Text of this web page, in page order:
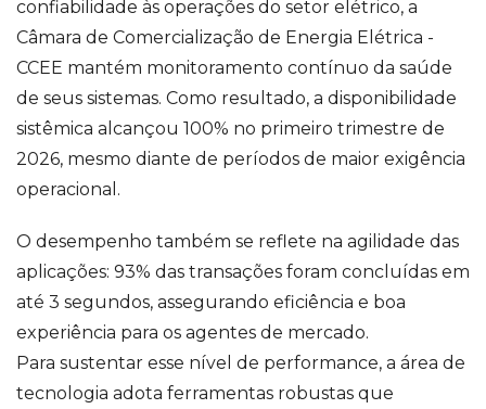
confiabilidade às operações do setor elétrico, a
Câmara de Comercialização de Energia Elétrica -
CCEE mantém monitoramento contínuo da saúde
de seus sistemas. Como resultado, a disponibilidade
sistêmica alcançou 100% no primeiro trimestre de
2026, mesmo diante de períodos de maior exigência
operacional.
O desempenho também se reflete na agilidade das
aplicações: 93% das transações foram concluídas em
até 3 segundos, assegurando eficiência e boa
experiência para os agentes de mercado.
Para sustentar esse nível de performance, a área de
tecnologia adota ferramentas robustas que